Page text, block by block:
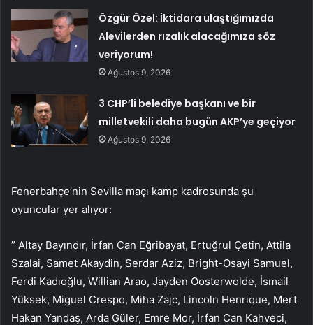
Özgür Özel: İktidara ulaştığımızda
Alevilerden rızalık alacağımıza söz
veriyorum!
Ağustos 9, 2026
3 CHP’li belediye başkanı ve bir
milletvekili daha bugün AKP’ye geçiyor
Ağustos 9, 2026
Fenerbahçe’nin Sevilla maçı kamp kadrosunda şu
oyuncular yer alıyor:
” Altay Bayındır, İrfan Can Eğribayat, Ertuğrul Çetin, Attila
Szalai, Samet Akaydin, Serdar Aziz, Bright-Osayi Samuel,
Ferdi Kadıoğlu, Willian Arao, Jayden Oosterwolde, İsmail
Yüksek, Miguel Crespo, Miha Zajc, Lincoln Henrique, Mert
Hakan Yandaş, Arda Güler, Emre Mor, İrfan Can Kahveci,